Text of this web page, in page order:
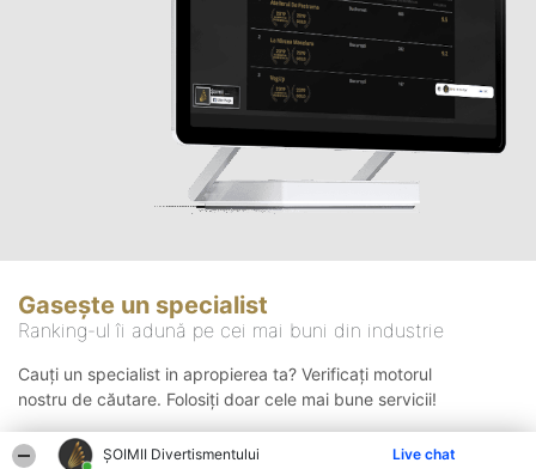
ŞOIMII Divertismentului Live chat
Gasește un specialist
Ranking-ul îi adună pe cei mai buni din industrie
Cauți un specialist in apropierea ta? Verificați motorul
nostru de căutare. Folosiți doar cele mai bune servicii!